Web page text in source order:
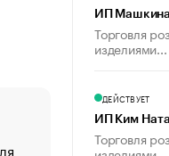
«От спорта тело
ИП
Торговля
изделиями...
ДЕЙСТВУЕТ
ИП Ким
Торговля